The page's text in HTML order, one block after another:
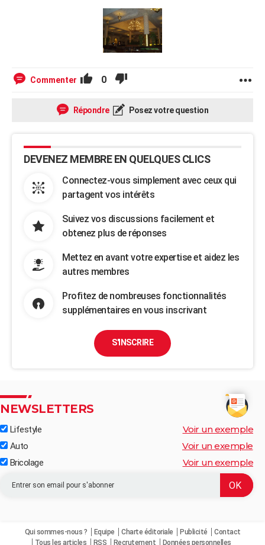
Commenter 0
Répondre Posez votre question
DEVENEZ MEMBRE EN QUELQUES CLICS
Connectez-vous simplement avec ceux qui
partagent vos intérêts
Suivez vos discussions facilement et
obtenez plus de réponses
Mettez en avant votre expertise et aidez les
autres membres
Profitez de nombreuses fonctionnalités
supplémentaires en vous inscrivant
S'INSCRIRE
NEWSLETTERS
Lifestyle Voir un exemple
Auto Voir un exemple
Bricolage Voir un exemple
Qui sommes-nous ? Equipe Charte éditoriale Publicité
Contact
Tous les articles
RSS Recrutement Données personnelles